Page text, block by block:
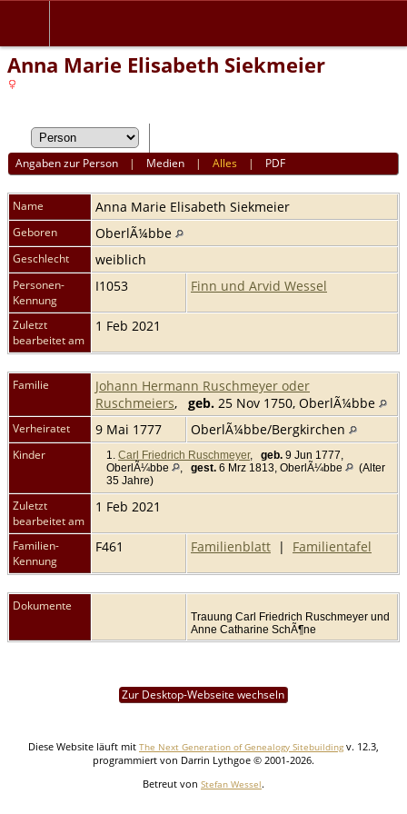
Anna Marie Elisabeth Siekmeier
Angaben zur Person | Medien |Alles | PDF
Name Anna Marie Elisabeth Siekmeier
Geboren OberlÃ¼bbe
Geschlecht weiblich
Personen-
Kennung
I1053 Finn und Arvid Wessel
Zuletzt
bearbeitet am
1 Feb 2021
Familie
Johann Hermann Ruschmeyer oder
Ruschmeiers, geb. 25 Nov 1750, OberlÃ¼bbe
Verheiratet 9 Mai 1777 OberlÃ¼bbe/Bergkirchen
Kinder 1. Carl Friedrich Ruschmeyer, geb. 9 Jun 1777,
OberlÃ¼bbe
, gest. 6 Mrz 1813, OberlÃ¼bbe
(Alter
35 Jahre)
Zuletzt
bearbeitet am
1 Feb 2021
Familien-
Kennung
F461 Familienblatt | Familientafel
Dokumente
Trauung Carl Friedrich Ruschmeyer und
Anne Catharine SchÃ¶ne
Zur Desktop-Webseite wechseln
Diese Website läuft mit The Next Generation of Genealogy Sitebuilding v. 12.3,
programmiert von Darrin Lythgoe © 2001-2026.
Betreut von Stefan Wessel.